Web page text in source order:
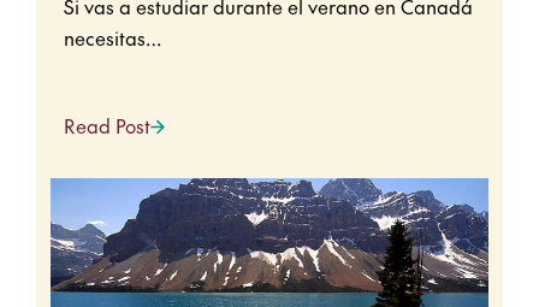
Si vas a estudiar durante el verano en Canadá
necesitas…
Read Post